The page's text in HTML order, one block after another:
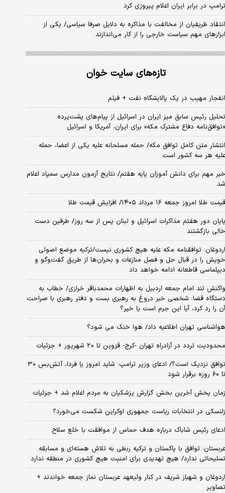
ترامپ در برابر ایران اعلام پیروزی کرد
انتقاد ظریفیان از مخالفت با مذاکره به دلایل صرفا سیاسی/ یکی از
ابزارهای مهم سیاست خارجی را از کار می‌اندازند
تازه‌های سایت خوان
انفجار مهیب در یک پالایشگاه نفت + فیلم
تحلیل رئیس سابق میز ایران در اسرائیل از پیام‌های پشت‌پرده
«توافق‌نامه دفاع مشترک مکه» برای ایران، آمریکا و اسرائیل
انتشار متن کامل توافق مکه/ حمله مسلحانه علیه یکی از اعضا، حمله
علیه هر سه کشور است
خبر مهم برای دانش آموزان پایه هفتم/ نتایج آزمون مدارس سمپاد اعلام
شد
قیمت طلا امروز جمعه ۱۶ مرداد ۱۴۰۵/ افزایش قیمت طلا
پایان دور هفتم مذاکرات اسرائیل و لبنان پس از سه روز/ طرفین دست
خالی بازگشتند
اردوغان: توافقنامه مکه علیه هیچ کشوری نیست/ترکیه موضع اصولی
خویش را در قبال حل و فصل منازعات و بحران‌ها از طریق گفت‌وگو و
دیپلماسی قاطعانه ادامه خواهد داد
واکنش تند امام جمعه اردبیل به اظهارات محمدباقر خرازی/ خطاب به
دستگاه قضا: شخصی خبر دروغ به رهبری بست و دفتر رهبری با صراحت
آن را رد کرد، آیا این جرم است یا خیر؟
هواشناسی تهران اطلاعیه داد/ هوا خنک می شود؟
محدودیت تردد در آزادراه تهران -کرج- قزوین تا ۲۰ شهریور + جزئیات
توافق نزدیک است؟/ ادعای وزیر ترامپ: شاید امروز یا فردا، آتش‌بس ۳۰
تا ۶۰ روزه برقرار شود
زمان پخش آخرین بخش گزارش پزشکیان به مردم اعلام شد + جزئیات
زلنسکی در انتخابات ریاست جمهوری اوکراین شکست می‌خورد؟
ادعای رئیس شاباک درباره هدف حماس از موافقت با خلع سلاح
عربستان: توافق با پاکستان و ترکیه ربطی به تلاش هسته‌ای و مسابقه
تسلیحاتی ندارد/ هیچ تهدیدی برای امنیت هیچ کشوری در منطقه ندارد
اردوغان و شهباز شریف در کنار ولیعهد عربستان نماز جمعه خواندند +
تصاویر